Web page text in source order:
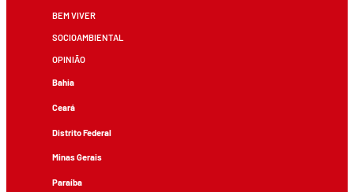
BEM VIVER
SOCIOAMBIENTAL
OPINIÃO
Bahia
Ceará
Distrito Federal
Minas Gerais
Paraíba